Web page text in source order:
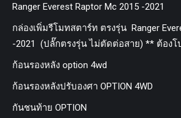
Ranger Everest Raptor Mc 2015 -2021
กล่องเพิ่มรีโมทสตาร์ท ตรงรุ่น Ranger
-2021 (ปลั๊กตรงรุ่น ไม่ตัดต่อสาย) ** ต้อง
ก้อนรองหลัง option 4wd
ก้อนรองหลังปรับองศา OPTION 4WD
กันชนท้าย OPTION